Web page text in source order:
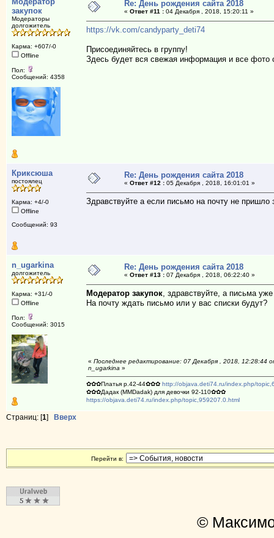
закупок
Модераторы
долгожитель
Карма: +607/-0
Offline
Пол:
Сообщений: 4358
Re: День рождения сайта 2018
« Ответ #11 :04 Декабря , 2018, 15:20:11 »
https://vk.com/candyparty_deti74
Присоединяйтесь в группу!
Здесь будет вся свежая информация и все фото
Криксюша
постоялец
Карма: +4/-0
Offline
Сообщений: 93
Re: День рождения сайта 2018
« Ответ #12 :05 Декабря , 2018, 16:01:01 »
Здравствуйте а если письмо на почту не пришло
n_ugarkina
долгожитель
Карма: +31/-0
Offline
Пол:
Сообщений: 3015
Re: День рождения сайта 2018
« Ответ #13 :07 Декабря , 2018, 06:22:40 »
Модератор закупок, здравствуйте, а письма
На почту ждать письмо или у вас списки будут?
« Последнее редактирование: 07 Декабря , 2018, 12:28:44
n_ugarkina »
✿✿✿Платья р.42-44✿✿✿ http://objava.deti74.ru/index.php/
✿✿✿Дадак (MMDadak) для девочки 92-110✿✿✿
https://objava.deti74.ru/index.php/topic,959207.0.html
Страниц: [1] Вверх
Перейти в:
©